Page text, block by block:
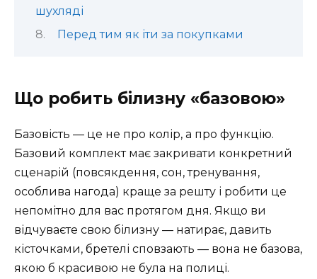
шухляді
Перед тим як іти за покупками
Що робить білизну «базовою»
Базовість — це не про колір, а про функцію.
Базовий комплект має закривати конкретний
сценарій (повсякдення, сон, тренування,
особлива нагода) краще за решту і робити це
непомітно для вас протягом дня. Якщо ви
відчуваєте свою білизну — натирає, давить
кісточками, бретелі сповзають — вона не базова,
якою б красивою не була на полиці.